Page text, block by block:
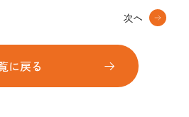
に戻る
次へ